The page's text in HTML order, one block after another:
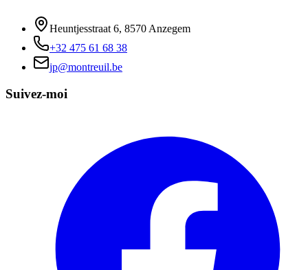
Heuntjesstraat 6, 8570 Anzegem
+32 475 61 68 38
jp@montreuil.be
Suivez-moi